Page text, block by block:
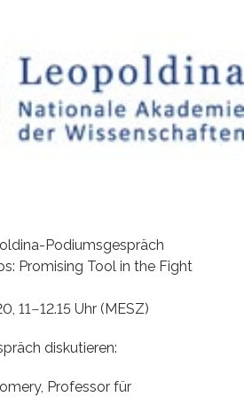
Podiumsgespräch
Promising Tool in the Fight
11‒12.15 Uhr (MESZ)
diskutieren:
Professor für